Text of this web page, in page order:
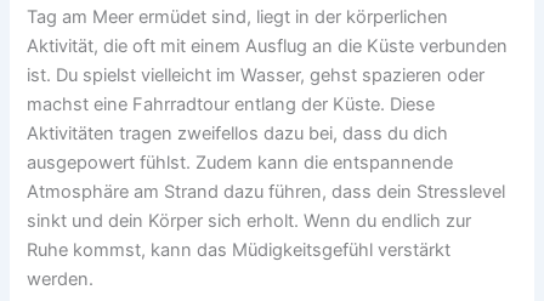
Tag am Meer ermüdet sind, liegt in der körperlichen
Aktivität, die oft mit einem Ausflug an die Küste verbunden
ist. Du spielst vielleicht im Wasser, gehst spazieren oder
machst eine Fahrradtour entlang der Küste. Diese
Aktivitäten tragen zweifellos dazu bei, dass du dich
ausgepowert fühlst. Zudem kann die entspannende
Atmosphäre am Strand dazu führen, dass dein Stresslevel
sinkt und dein Körper sich erholt. Wenn du endlich zur
Ruhe kommst, kann das Müdigkeitsgefühl verstärkt
werden.